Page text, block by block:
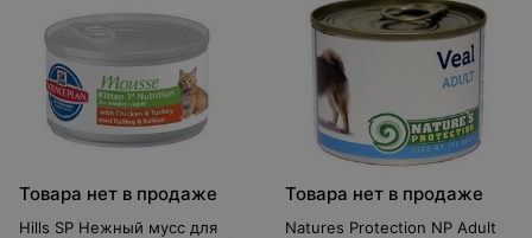
Товара нет в продаже
Hills SP Нежный мусс для
Товара нет в продаже
Natures Protection NP Adult